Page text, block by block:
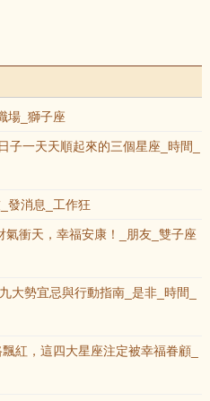
場_獅子座
一天天順起來的三個星座_時間_
發消息_工作狂
衝天，幸福安康！_朋友_雙子座
大勢宜忌與行動指南_是非_時間_
紅，這四大星座注定被幸福眷顧_